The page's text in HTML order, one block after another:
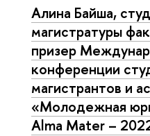
Алина Байша,
магистратуры
призер
конференции
магистрантов и
«Молодежная
Alma Mater –